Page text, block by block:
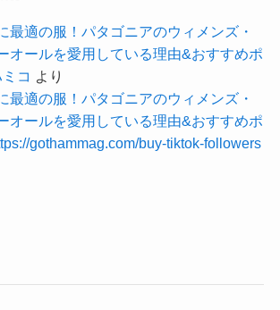
最適の服！パタゴニアのウィメンズ・
オールを愛用している理由&おすすめポ
コ より
最適の服！パタゴニアのウィメンズ・
オールを愛用している理由&おすすめポ
gothammag.com/buy-tiktok-followers